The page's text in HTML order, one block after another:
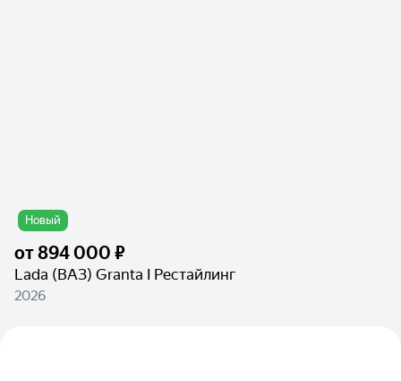
Новый
от894 000 ₽
Lada (ВАЗ) Granta I Рестайлинг
2026